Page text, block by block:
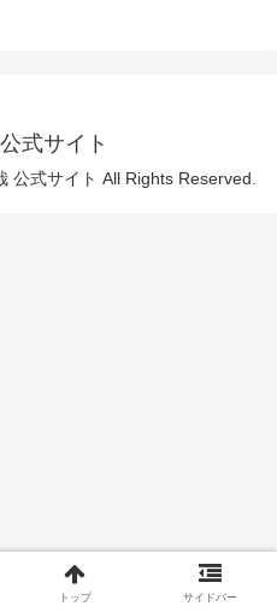
式サイト
式サイト All Rights Reserved.
トップ サイドバー